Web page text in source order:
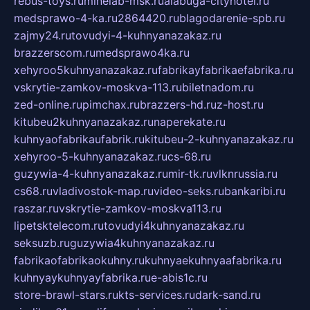
medsprawo-4-ka.ru2864420.rublagodarenie-spb.ru
zajmy24.rutovudyi-4-kuhnyanazakaz.ru
brazzerscom.rumedsprawo4ka.ru
xehyroo5kuhnyanazakaz.rufabrikayfabrikaefabrika.ru
vskrytie-zamkov-moskva-113.rubiletnadom.ru
zed-online.rupimchax.rubrazzers-hd.ruz-host.ru
kitubeu2kuhnyanazakaz.runaperekate.ru
kuhnyaofabrikaufabrik.rukitubeu-2-kuhnyanazakaz.ru
xehyroo-5-kuhnyanazakaz.rucs-68.ru
guzywia-4-kuhnyanazakaz.rumir-tk.ruvlknrussia.ru
cs68.ruvladivostok-map.ruvideo-seks.rubankaribi.ru
raszar.ruvskrytie-zamkov-moskva113.ru
lipetsktelecom.rutovudyi4kuhnyanazakaz.ru
seksuzb.ruguzywia4kuhnyanazakaz.ru
fabrikaofabrikaokuhny.rukuhnyaekuhnyaafabrika.ru
kuhnyaykuhnyayfabrika.rue-abis1c.ru
store-brawl-stars.rukts-services.rudark-sand.ru